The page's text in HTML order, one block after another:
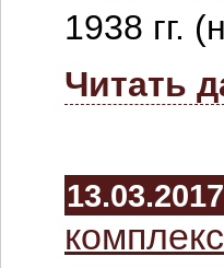
1938 гг.
Читать
13.03.2017